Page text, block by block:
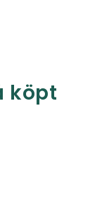
köpt